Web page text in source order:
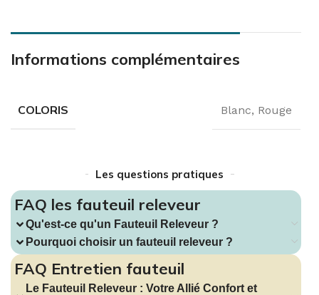
Informations complémentaires
COLORIS Blanc, Rouge
Les questions pratiques
FAQ les fauteuil releveur
Qu'est-ce qu'un Fauteuil Releveur ?
Pourquoi choisir un fauteuil releveur ?
FAQ Entretien fauteuil
Le Fauteuil Releveur : Votre Allié Confort et